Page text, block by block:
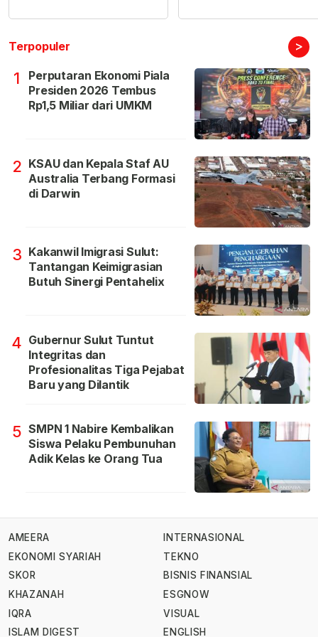
Terpopuler >
1
Perputaran Ekonomi Piala
Presiden 2026 Tembus
Rp1,5 Miliar dari UMKM
2 KSAU dan Kepala Staf AU
Australia Terbang Formasi
di Darwin
3 Kakanwil Imigrasi Sulut:
Tantangan Keimigrasian
Butuh Sinergi Pentahelix
4 Gubernur Sulut Tuntut
Integritas dan
Profesionalitas Tiga Pejabat
Baru yang Dilantik
5 SMPN 1 Nabire Kembalikan
Siswa Pelaku Pembunuhan
Adik Kelas ke Orang Tua
AMEERA
EKONOMI SYARIAH
SKOR
KHAZANAH
IQRA
ISLAM DIGEST
INTERNASIONAL
TEKNO
BISNIS FINANSIAL
ESGNOW
VISUAL
ENGLISH